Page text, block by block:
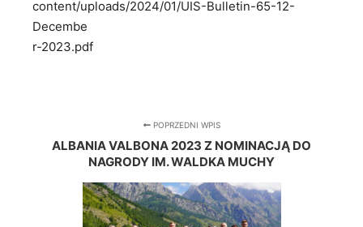
content/uploads/2024/01/UIS-Bulletin-65-12-
Decembe
r-2023.pdf
POPRZEDNI WPIS
ALBANIA VALBONA 2023 Z NOMINACJĄ DO
NAGRODY IM. WALDKA MUCHY